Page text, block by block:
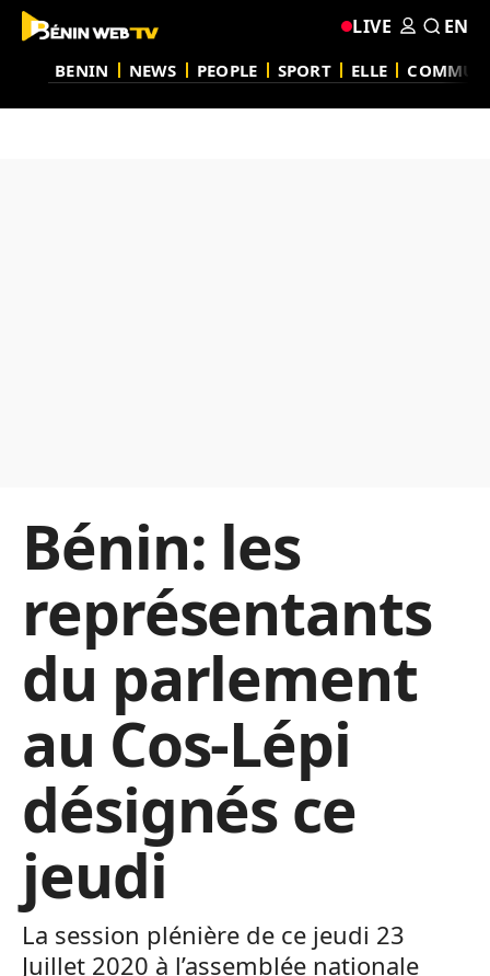
BENIN NEWS PEOPLE SPORT ELLE
LIVE EN
Bénin: les
représentants
du parlement
au Cos-Lépi
désignés ce
jeudi
La session plénière de ce jeudi 23
Juillet 2020 à l’assemblée nationale